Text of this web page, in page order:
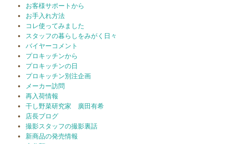
お客様サポートから
お手入れ方法
コレ使ってみました
スタッフの暮らしをみがく日々
バイヤーコメント
プロキッチンから
プロキッチンの日
プロキッチン別注企画
メーカー訪問
再入荷情報
干し野菜研究家 廣田有希
店長ブログ
撮影スタッフの撮影裏話
新商品の発売情報